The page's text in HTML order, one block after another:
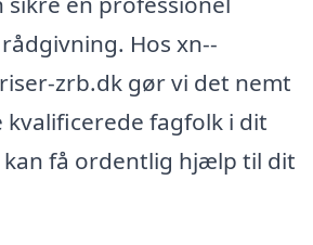
Hos xn--
zrb.dk gør vi det nemt
fagfolk i dit
kan få ordentlig hjælp til dit